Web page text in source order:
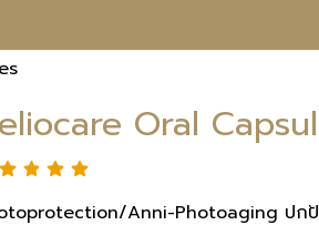
Oral
Anni-Photoaging ปก